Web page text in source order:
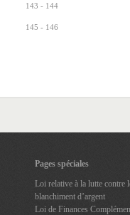
143 - 144
145 - 146
Pages spéciales
Loi relative à la lutte contre
blanchiment d’argent
Loi de Finances